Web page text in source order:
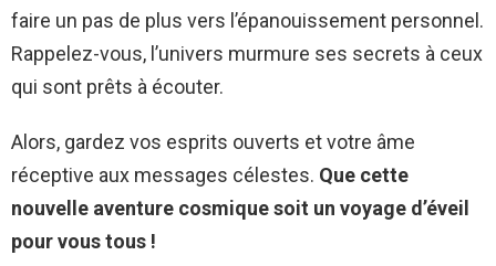
faire un pas de plus vers l’épanouissement personnel.
Rappelez-vous, l’univers murmure ses secrets à ceux
qui sont prêts à écouter.
Alors, gardez vos esprits ouverts et votre âme
réceptive aux messages célestes. Que cette
nouvelle aventure cosmique soit un voyage d’éveil
pour vous tous !